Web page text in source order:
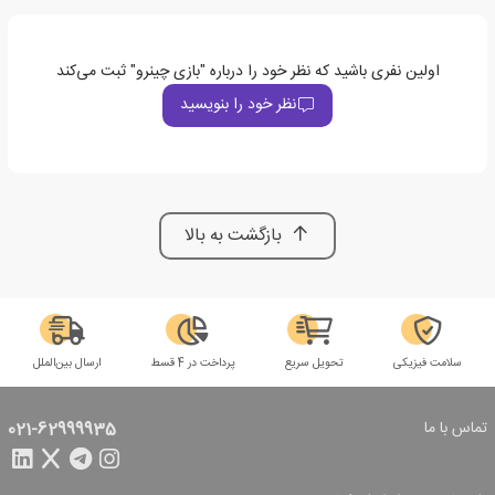
اولین نفری باشید که نظر خود را درباره "بازی چینرو" ثبت می‌کند
نظر خود را بنویسید
بازگشت به بالا
سلامت فیزیکی تحویل سریع پرداخت در 4 قسط ارسال بین‌الملل
تماس با ما 021-62999935